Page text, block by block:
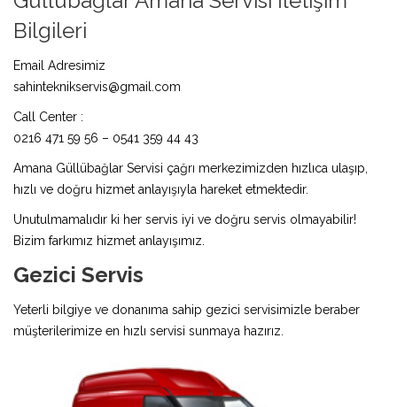
Bilgileri
Email Adresimiz
sahinteknikservis@gmail.com
Call Center :
0216 471 59 56 – 0541 359 44 43
Amana Güllübağlar Servisi çağrı merkezimizden hızlıca ulaşıp,
hızlı ve doğru hizmet anlayışıyla hareket etmektedir.
Unutulmamalıdır ki her servis iyi ve doğru servis olmayabilir!
Bizim farkımız hizmet anlayışımız.
Gezici Servis
Yeterli bilgiye ve donanıma sahip gezici servisimizle beraber
müşterilerimize en hızlı servisi sunmaya hazırız.